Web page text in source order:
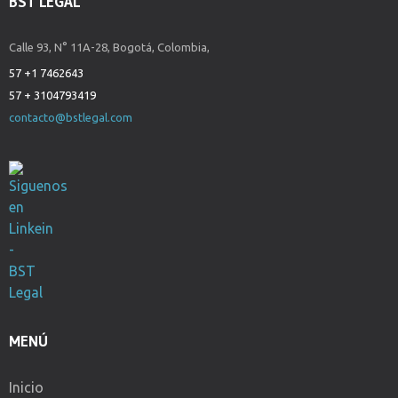
Calle 93, N° 11A-28, Bogotá, Colombia,
57 +1 7462643
57 + 3104793419
contacto@bstlegal.com
MENÚ
Inicio